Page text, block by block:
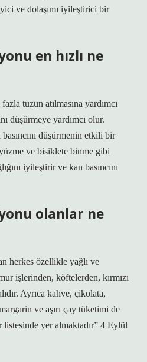
ve dolaşımı iyileştirici bir
en hızlı ne
tuzun atılmasına yardımcı
düşürmeye yardımcı olur.
düşürmenin etkili bir
ve bisiklete binme gibi
iyileştirir ve kan basıncını
olanlar ne
herkes özellikle yağlı ve
işlerinden, köftelerden, kırmızı
Ayrıca kahve, çikolata,
ve aşırı çay tüketimi de
listesinde yer almaktadır” 4 Eylül